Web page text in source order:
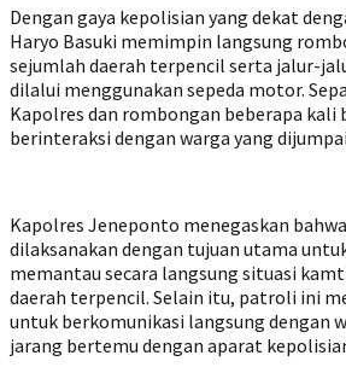
Dengan gaya kepolisian yang dekat
Haryo Basuki memimpin langsung
sejumlah daerah terpencil serta jalur-
dilalui menggunakan sepeda motor.
Kapolres dan rombongan beberapa
berinteraksi dengan warga yang
Kapolres Jeneponto menegaskan
dilaksanakan dengan tujuan utama
memantau secara langsung situasi
daerah terpencil. Selain itu, patroli ini
untuk berkomunikasi langsung dengan
jarang bertemu dengan aparat